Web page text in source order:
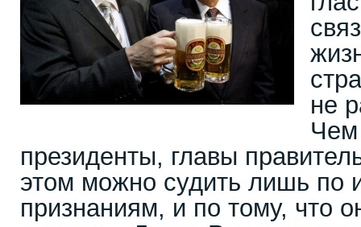
не
Чем
президенты, главы
этом можно судить лишь по
признаниям, и по тому, что